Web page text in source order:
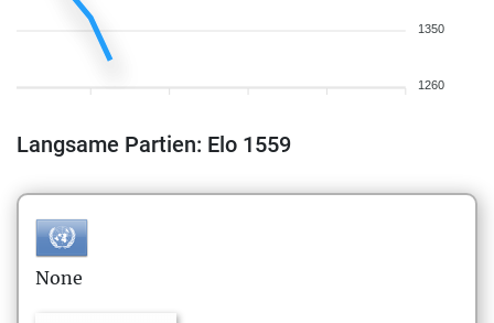
1350
1260
Langsame Partien: Elo 1559
None